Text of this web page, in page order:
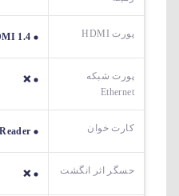
پورت HDMI HDMI 1.4
پورت شبکه
Ethernet
❌
کارت خوان SD Card Reader
حسگر اثر انگشت ❌